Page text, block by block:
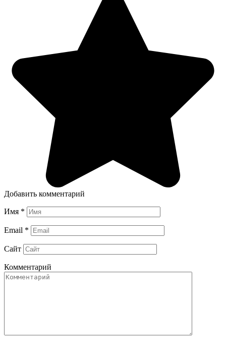
Добавить комментарий
Имя *
Email *
Сайт
Комментарий